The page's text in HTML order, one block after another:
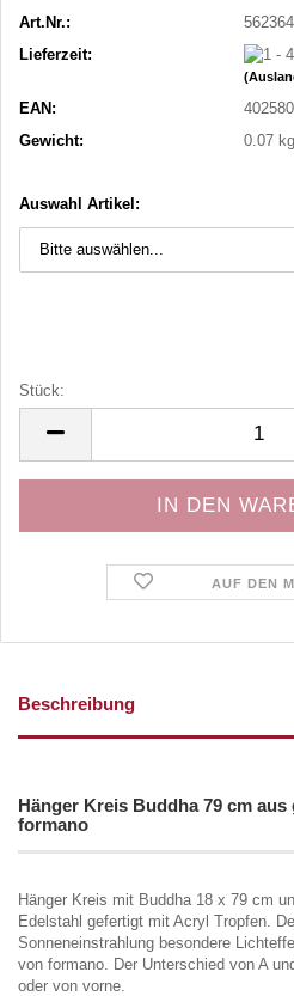
Art.Nr.:
562364
Lieferzeit:
EAN:
Gewicht:
0.07
Auswahl Artikel:
Stück:
AUF DEN
Beschreibung
Hänger Kreis Buddha 79 cm
formano
Hänger Kreis mit Buddha 18 x 79 cm
Edelstahl gefertigt mit Acryl Tropfen.
Sonneneinstrahlung besondere
von formano. Der Unterschied von A
oder von vorne.